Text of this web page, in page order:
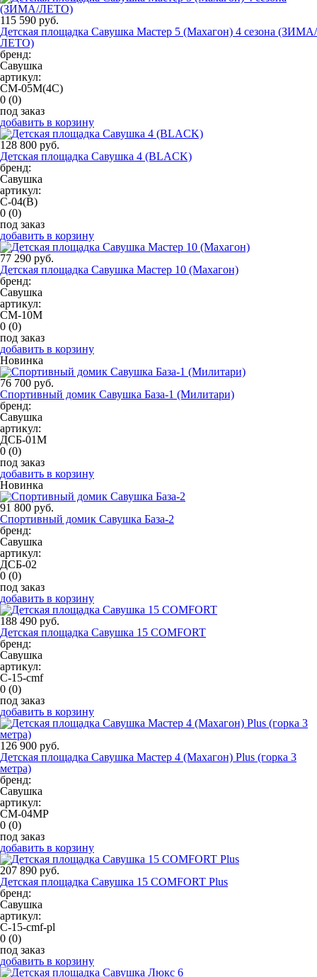
115 590 руб.
Детская площадка Савушка Мастер 5 (Махагон) 4 сезона (ЗИМА/
ЛЕТО)
бренд:
Савушка
артикул:
СМ-05М(4С)
0 (0)
под заказ
добавить в корзину
128 800 руб.
Детская площадка Савушка 4 (BLACK)
бренд:
Савушка
артикул:
С-04(В)
0 (0)
под заказ
добавить в корзину
77 290 руб.
Детская площадка Савушка Мастер 10 (Махагон)
бренд:
Савушка
артикул:
СМ-10М
0 (0)
под заказ
добавить в корзину
Новинка
76 700 руб.
Спортивный домик Савушка База-1 (Милитари)
бренд:
Савушка
артикул:
ДСБ-01М
0 (0)
под заказ
добавить в корзину
Новинка
91 800 руб.
Спортивный домик Савушка База-2
бренд:
Савушка
артикул:
ДСБ-02
0 (0)
под заказ
добавить в корзину
188 490 руб.
Детская площадка Савушка 15 COMFORT
бренд:
Савушка
артикул:
С-15-cmf
0 (0)
под заказ
добавить в корзину
126 900 руб.
Детская площадка Савушка Мастер 4 (Махагон) Plus (горка 3
метра)
бренд:
Савушка
артикул:
СМ-04МР
0 (0)
под заказ
добавить в корзину
207 890 руб.
Детская площадка Савушка 15 COMFORT Plus
бренд:
Савушка
артикул:
С-15-cmf-pl
0 (0)
под заказ
добавить в корзину